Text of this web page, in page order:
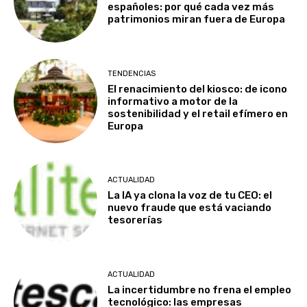
españoles: por qué cada vez más
patrimonios miran fuera de Europa
TENDENCIAS
El renacimiento del kiosco: de icono
informativo a motor de la
sostenibilidad y el retail efímero en
Europa
ACTUALIDAD
La IA ya clona la voz de tu CEO: el
nuevo fraude que está vaciando
tesorerías
ACTUALIDAD
La incertidumbre no frena el empleo
tecnológico: las empresas